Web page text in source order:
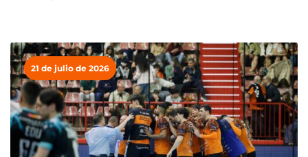
21 de julio de 2026